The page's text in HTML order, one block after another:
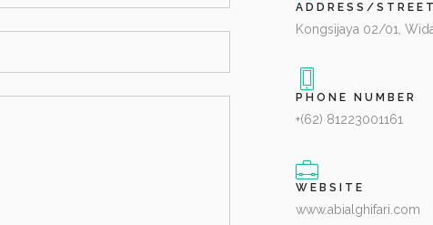
ADDRESS/STREET
Kongsijaya 02/01,
PHONE NUMBER
+(62) 81223001161
WEBSITE
www.abialghifari.com